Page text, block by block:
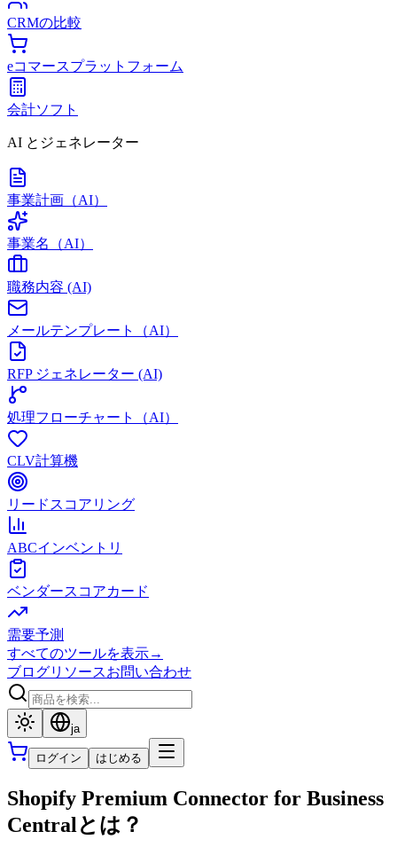
CRMの比較
eコマースプラットフォーム
会計ソフト
AI とジェネレーター
事業計画（AI）
事業名（AI）
職務内容 (AI)
メールテンプレート（AI）
RFP ジェネレーター (AI)
処理フローチャート（AI）
CLV計算機
リードスコアリング
ABCインベントリ
ベンダースコアカード
需要予測
すべてのツールを表示→
ブログリソースお問い合わせ
ja
ログイン はじめる
Shopify Premium Connector for Business
Centralとは？